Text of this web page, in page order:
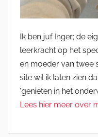
Ik ben juf Inger; de
leerkracht op het
en moeder van twee
site wil ik laten zien
'genieten in het
Lees hier meer over